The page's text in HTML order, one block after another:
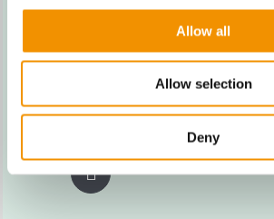
Allow all
Allow selection
Deny
FINANSIERING &
INVESTERINGS-STRATEGI